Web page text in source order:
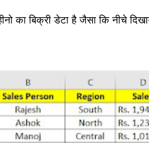
का बिक्री डेटा है जैसा कि नीचे